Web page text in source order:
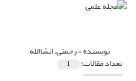
نویسنده =رحمتی، انشاالله
تعداد مقالات: 1